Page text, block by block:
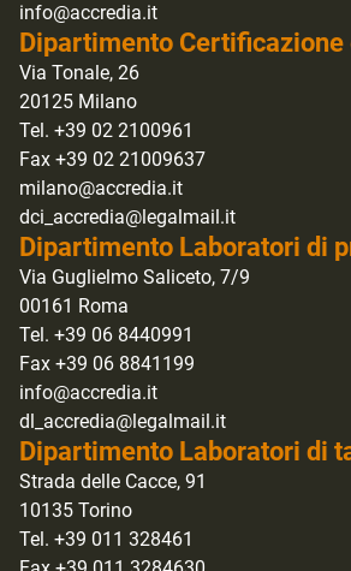
info@accredia.it
Dipartimento Certificazione
Via Tonale, 26
20125 Milano
Tel. +39 02 2100961
Fax +39 02 21009637
milano@accredia.it
dci_accredia@legalmail.it
Dipartimento Laboratori di
Via Guglielmo Saliceto, 7/9
00161 Roma
Tel. +39 06 8440991
Fax +39 06 8841199
info@accredia.it
dl_accredia@legalmail.it
Dipartimento Laboratori di
Strada delle Cacce, 91
10135 Torino
Tel. +39 011 328461